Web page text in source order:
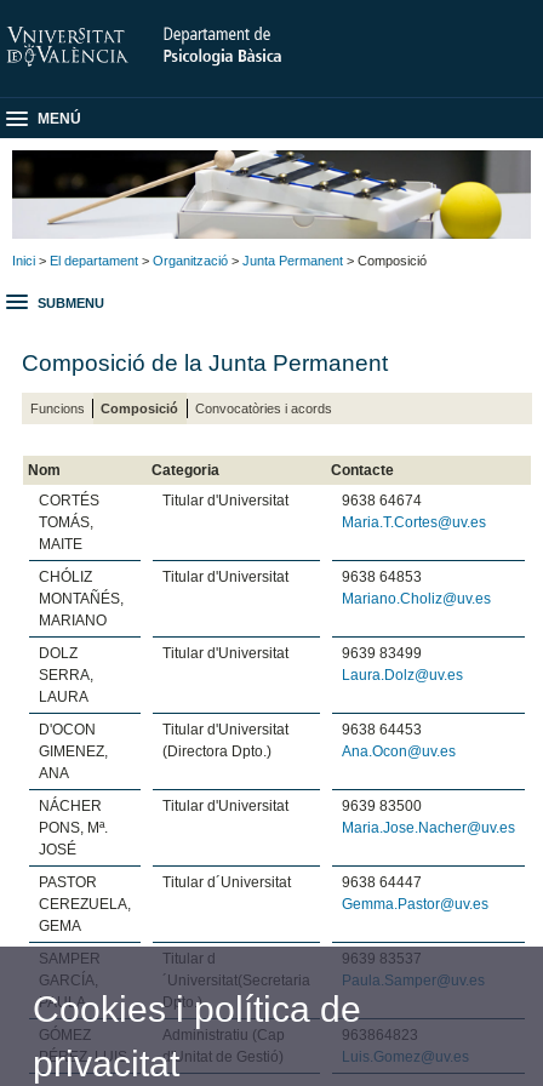
MENÚ
Inici > El departament > Organització > Junta Permanent > Composició
SUBMENU
Composició de la Junta Permanent
Funcions Composició Convocatòries i acords
Nom Categoria
Contacte
CORTÉS
TOMÁS,
MAITE
Titular d'Universitat
9638 64674
Maria.T.Cortes@uv.es
CHÓLIZ
MONTAÑÉS,
MARIANO
Titular d'Universitat
9638 64853
Mariano.Choliz@uv.es
DOLZ
SERRA,
LAURA
Titular d'Universitat
9639 83499
Laura.Dolz@uv.es
D'OCON
GIMENEZ,
ANA
Titular d'Universitat
(Directora Dpto.)
9638 64453
Ana.Ocon@uv.es
NÁCHER
PONS, Mª.
JOSÉ
Titular d'Universitat
9639 83500
Maria.Jose.Nacher@uv.es
PASTOR
CEREZUELA,
GEMA
Titular d´Universitat
9638 64447
Gemma.Pastor@uv.es
SAMPER
GARCÍA,
PAULA
Titular d
´Universitat(Secretaria
Dpto.)
9639 83537
Paula.Samper@uv.es
GÓMEZ
PÉREZ, LUIS
Administratiu (Cap
d'Unitat de Gestió)
963864823
Luis.Gomez@uv.es
Cookies i política de
privacitat